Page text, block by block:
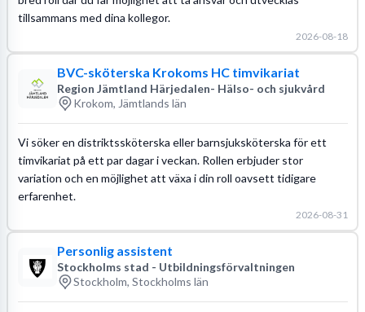
tillsammans med dina kollegor.
2026-08-18
BVC-sköterska Krokoms HC timvikariat
Region Jämtland Härjedalen- Hälso- och sjukvård
Krokom, Jämtlands län
Vi söker en distriktssköterska eller barnsjuksköterska för ett
timvikariat på ett par dagar i veckan. Rollen erbjuder stor
variation och en möjlighet att växa i din roll oavsett tidigare
erfarenhet.
2026-08-31
Personlig assistent
Stockholms stad - Utbildningsförvaltningen
Stockholm, Stockholms län